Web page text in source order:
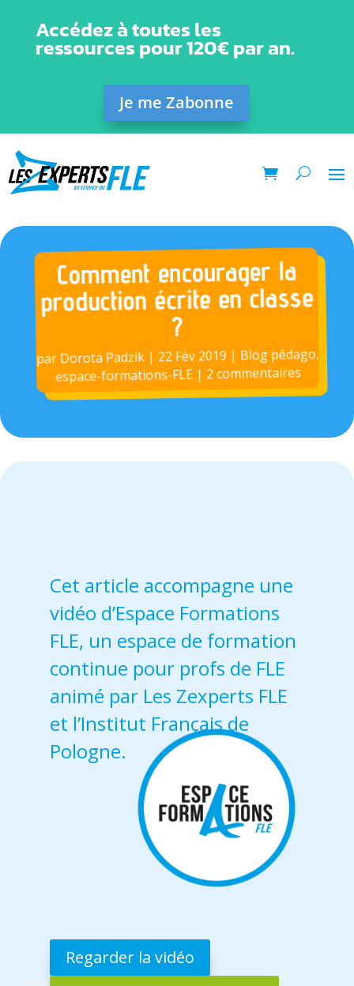
Accédez à toutes les
ressources pour 120€ par an.
Je me Zabonne
Comment encourager la
production écrite en classe
?
par Dorota Padzik| 22 Fév 2019 | Blog pédago,
espace-formations-FLE| 2 commentaires
Cet article accompagne une
vidéo d’Espace Formations
FLE, un espace de formation
continue pour profs de FLE
animé par Les Zexperts FLE
et l’Institut Français de
Pologne.
Regarder la vidéo